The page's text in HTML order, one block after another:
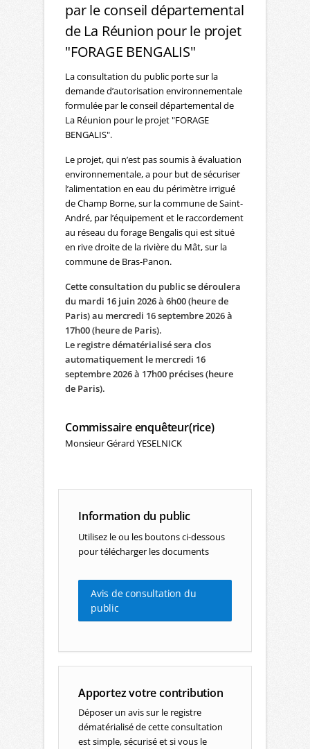
par le conseil départemental
de La Réunion pour le projet
"FORAGE BENGALIS"
La consultation du public porte sur la
demande d’autorisation environnementale
formulée par le conseil départemental de
La Réunion pour le projet "FORAGE
BENGALIS".
Le projet, qui n’est pas soumis à évaluation
environnementale, a pour but de sécuriser
l’alimentation en eau du périmètre irrigué
de Champ Borne, sur la commune de Saint-
André, par l’équipement et le raccordement
au réseau du forage Bengalis qui est situé
en rive droite de la rivière du Mât, sur la
commune de Bras-Panon.
Cette consultation du public se déroulera
du mardi 16 juin 2026 à 6h00 (heure de
Paris) au mercredi 16 septembre 2026 à
17h00 (heure de Paris).
Le registre dématérialisé sera clos
automatiquement le mercredi 16
septembre 2026 à 17h00 précises (heure
de Paris).
Commissaire enquêteur(rice)
Monsieur Gérard YESELNICK
Information du public
Utilisez le ou les boutons ci-dessous
pour télécharger les documents
Avis de consultation du
public
Apportez votre contribution
Déposer un avis sur le registre
dématérialisé de cette consultation
est simple, sécurisé et si vous le